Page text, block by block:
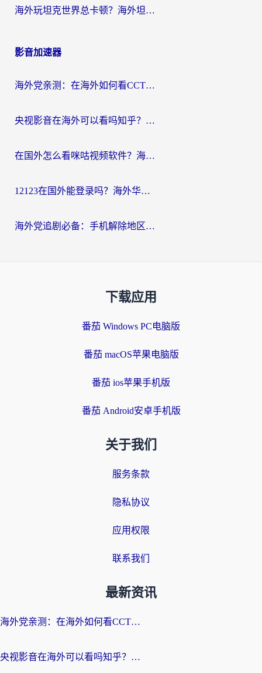
海外玩坦克世界总卡顿？海外坦克世界加速器有哪些？实测好用的选择在这里
影音加速器
海外党亲测：在海外如何看CCTV？告别“仅限大陆播放”的实用指南
央视影音在海外可以看吗知乎？留学生亲测：3步解决地域限制+追剧自由
在国外怎么看咪咕视频软件？海外党亲测有效的回国加速方案
12123在国外能登录吗？海外华人必看的回国加速实用指南
海外党追剧必备：手机解除地区限制app怎么选？解决央视视频&国内剧地区限制全指南
下载应用
番茄 Windows PC电脑版
番茄 macOS苹果电脑版
番茄 ios苹果手机版
番茄 Android安卓手机版
关于我们
服务条款
隐私协议
应用权限
联系我们
最新资讯
海外党亲测：在海外如何看CCTV？告别“仅限大陆播放”的实用指南
央视影音在海外可以看吗知乎？留学生亲测：3步解决地域限制+追剧自由